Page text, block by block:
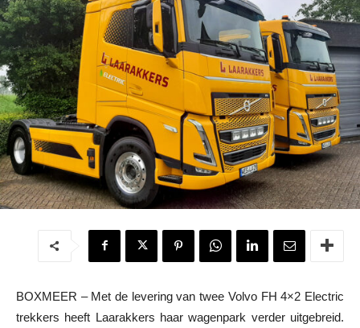
BOXMEER – Met de levering van twee Volvo FH 4×2 Electric
trekkers heeft Laarakkers haar wagenpark verder uitgebreid.